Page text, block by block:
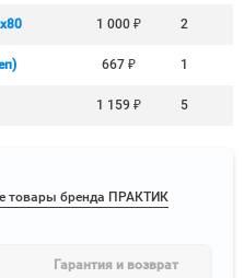
1 000 ₽ 2
667 ₽ 1
1 159 ₽ 5
товары бренда ПРАКТИК
Гарантия и возврат